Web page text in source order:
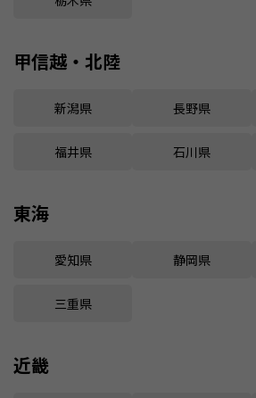
甲信越・北陸
新潟県 長野県
福井県 石川県
東海
愛知県 静岡県
三重県
近畿